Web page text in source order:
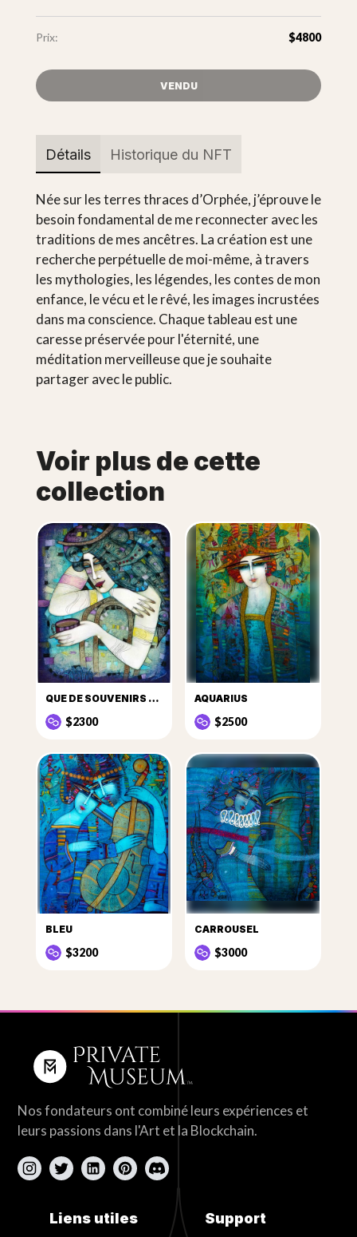
Prix: $4800
VENDU
Détails Historique du NFT
Née sur les terres thraces d’Orphée, j’éprouve le
besoin fondamental de me reconnecter avec les
traditions de mes ancêtres. La création est une
recherche perpétuelle de moi-même, à travers
les mythologies, les légendes, les contes de mon
enfance, le vécu et le rêvé, les images incrustées
dans ma conscience. Chaque tableau est une
caresse préservée pour l'éternité, une
méditation merveilleuse que je souhaite
partager avec le public.
Voir plus de cette
collection
QUE DE SOUVENIRS DANS CETTE TASSE DE CAFÉ...
$2300
AQUARIUS
$2500
BLEU
$3200
CARROUSEL
$3000
Nos fondateurs ont combiné leurs expériences et
leurs passions dans l'Art et la Blockchain.
Liens utiles Support